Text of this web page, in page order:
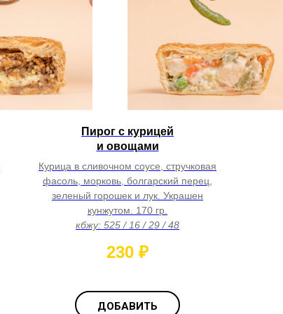
Пирог с курицей
и овощами
Курица в сливочном соусе, стручковая
фасоль, морковь, болгарский перец,
зеленый горошек и лук. Украшен
кунжутом. 170 гр.
кбжу: 525 / 16 / 29 / 48
230 ₽
ДОБАВИТЬ